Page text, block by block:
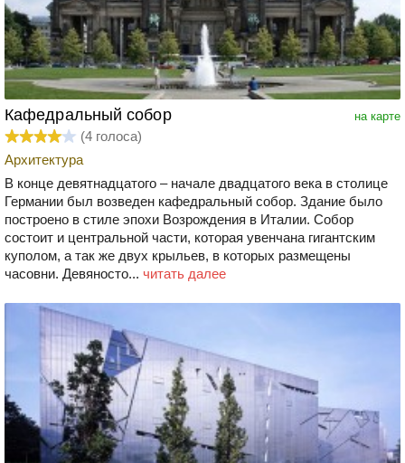
на карте
Кафедральный собор
(4 голоса)
Архитектура
В конце девятнадцатого – начале двадцатого века в столице
Германии был возведен кафедральный собор. Здание было
построено в стиле эпохи Возрождения в Италии. Собор
состоит и центральной части, которая увенчана гигантским
куполом, а так же двух крыльев, в которых размещены
часовни. Девяносто... читать далее